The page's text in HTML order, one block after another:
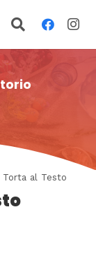
Torta al Testo